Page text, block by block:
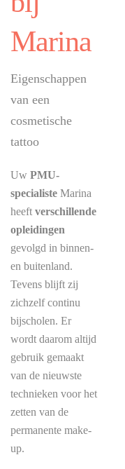
Marina
Eigenschappen
van een
cosmetische
tattoo
Uw PMU-
specialiste Marina
heeft verschillende
opleidingen
gevolgd in binnen-
en buitenland.
Tevens blijft zij
zichzelf continu
bijscholen. Er
wordt daarom altijd
gebruik gemaakt
van de nieuwste
technieken voor het
zetten van de
permanente make-
up.